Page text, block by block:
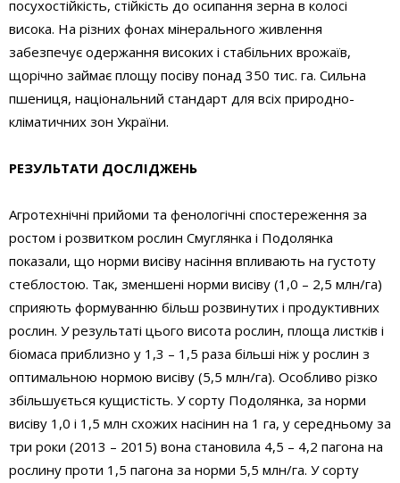
посухостійкість, стійкість до осипання зерна в колосі
висока. На різних фонах мінерального живлення
забезпечує одержання високих і стабільних врожаїв,
щорічно займає площу посіву понад 350 тис. га. Сильна
пшениця, національний стандарт для всіх природно-
кліматичних зон України.
РЕЗУЛЬТАТИ ДОСЛІДЖЕНЬ
Агротехнічні прийоми та фенологічні спостереження за
ростом і розвитком рослин Смуглянка і Подолянка
показали, що норми висіву насіння впливають на густоту
стеблостою. Так, зменшені норми висіву (1,0 – 2,5 млн/га)
сприяють формуванню більш розвинутих і продуктивних
рослин. У результаті цього висота рослин, площа листків і
біомаса приблизно у 1,3 – 1,5 раза більші ніж у рослин з
оптимальною нормою висіву (5,5 млн/га). Особливо різко
збільшується кущистість. У сорту Подолянка, за норми
висіву 1,0 і 1,5 млн схожих насінин на 1 га, у середньому за
три роки (2013 – 2015) вона становила 4,5 – 4,2 пагона на
рослину проти 1,5 пагона за норми 5,5 млн/га. У сорту